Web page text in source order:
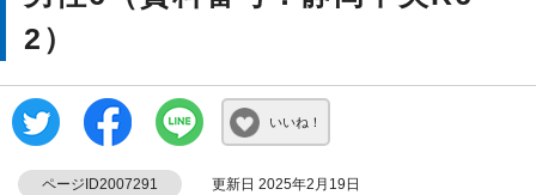
2）
いいね！
ページID2007291 更新日 2025年2月19日